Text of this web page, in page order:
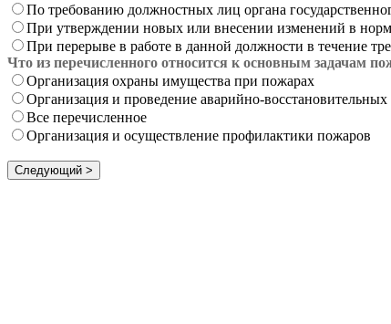
По требованию должностных лиц органа
При утверждении новых или внесении изменений в
При перерыве в работе в данной должности в течение
Что из перечисленного относится к основным задачам
Организация охраны имущества при пожарах
Организация и проведение аварийно-восстановительных
Все перечисленное
Организация и осуществление профилактики пожаров